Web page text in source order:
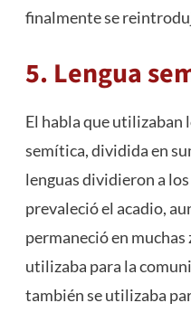
finalmente se
5. Lengua
El habla que utilizaban
semítica, dividida en
lenguas dividieron a
prevaleció el acadio,
permaneció en muchas
utilizaba para la
también se utilizaba